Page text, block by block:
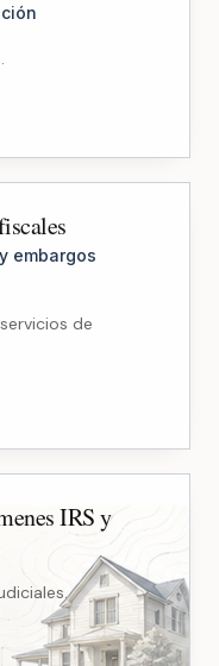
embargos
de
IRS y